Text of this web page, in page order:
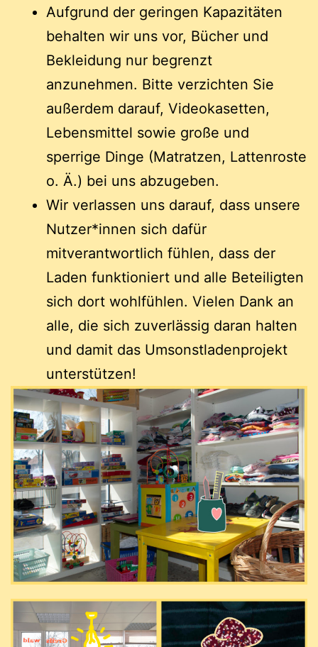
Aufgrund der geringen Kapazitäten
behalten wir uns vor, Bücher und
Bekleidung nur begrenzt
anzunehmen. Bitte verzichten Sie
außerdem darauf, Videokasetten,
Lebensmittel sowie große und
sperrige Dinge (Matratzen, Lattenroste
o. Ä.) bei uns abzugeben.
Wir verlassen uns darauf, dass unsere
Nutzer*innen sich dafür
mitverantwortlich fühlen, dass der
Laden funktioniert und alle Beteiligten
sich dort wohlfühlen. Vielen Dank an
alle, die sich zuverlässig daran halten
und damit das Umsonstladenprojekt
unterstützen!